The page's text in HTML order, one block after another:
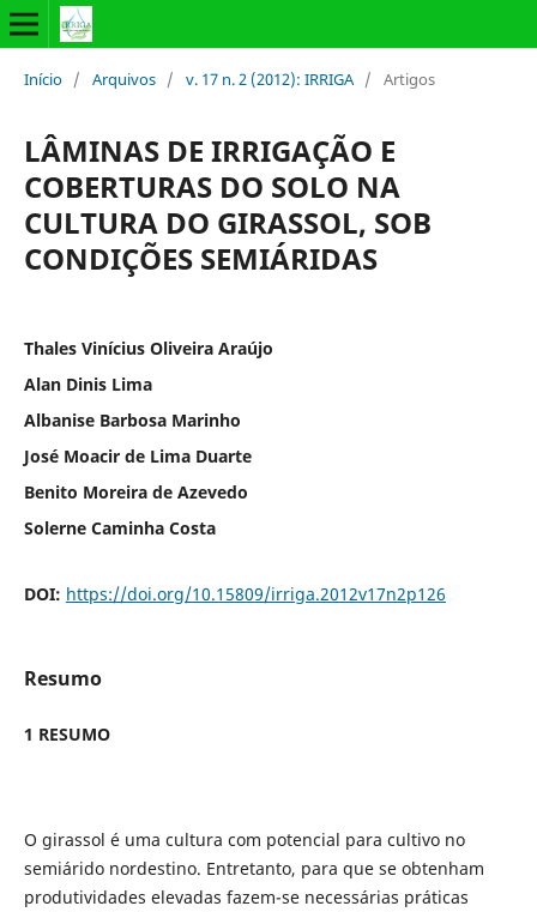
Início / Arquivos / v. 17 n. 2 (2012): IRRIGA / Artigos
LÂMINAS DE IRRIGAÇÃO E
COBERTURAS DO SOLO NA
CULTURA DO GIRASSOL, SOB
CONDIÇÕES SEMIÁRIDAS
Thales Vinícius Oliveira Araújo
Alan Dinis Lima
Albanise Barbosa Marinho
José Moacir de Lima Duarte
Benito Moreira de Azevedo
Solerne Caminha Costa
DOI: https://doi.org/10.15809/irriga.2012v17n2p126
Resumo
1 RESUMO
O girassol é uma cultura com potencial para cultivo no
semiárido nordestino. Entretanto, para que se obtenham
produtividades elevadas fazem-se necessárias práticas